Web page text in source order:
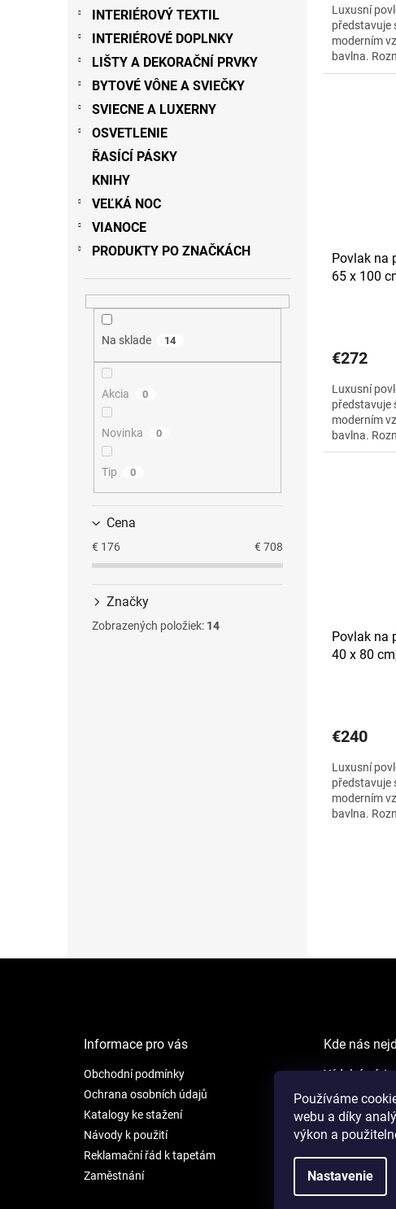
Používáme
webu a díky
výkon a
Nastavenie
INTERIÉROVÝ TEXTIL
INTERIÉROVÉ DOPLNKY
LIŠTY A DEKORAČNÍ PRVKY
BYTOVÉ VÔNE A SVIEČKY
SVIECNE A LUXERNY
OSVETLENIE
ŘASÍCÍ PÁSKY
KNIHY
VEĽKÁ NOC
VIANOCE
PRODUKTY PO ZNAČKÁCH
Na sklade 14
Akcia 0
Novinka 0
Tip 0
Cena
€ 176 € 708
Značky
Zobrazených položiek: 14
Luxusní
představuje
moderním
bavlna.
Povlak na
65 x 100
€272
Luxusní
představuje
moderním
bavlna.
Povlak na
40 x 80
€240
Luxusní
představuje
moderním
bavlna.
Informace pro vás
Obchodní podmínky
Ochrana osobních údajů
Katalogy ke stažení
Návody k použití
Reklamační řád k tapetám
Zaměstnání
Kde nás
Výdejní místo
NEW LIVING
Šafránkova
Praha 5
Otevírací doba: